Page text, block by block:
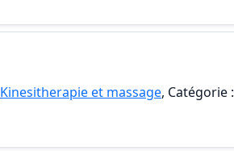
Kinesitherapie et massage, Catégorie :